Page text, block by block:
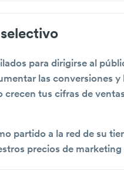
para dirigirse al
las conversiones
crecen tus cifras de
partido a la red de su
precios de